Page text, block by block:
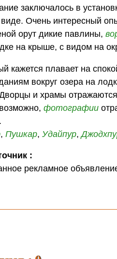
заключалось в
Очень интересный
орут дикие павлины,
на крыше, с видом на
кажется плавает на
вокруг озера на
и храмы
возможно,фотографии
,Пушкар,Удайпур,
:
рекламное